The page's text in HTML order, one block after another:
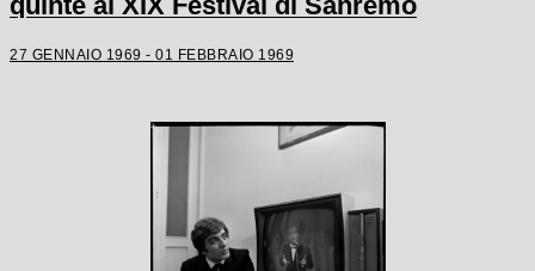
27 GENNAIO 1969 - 01 FEBBRAIO 1969